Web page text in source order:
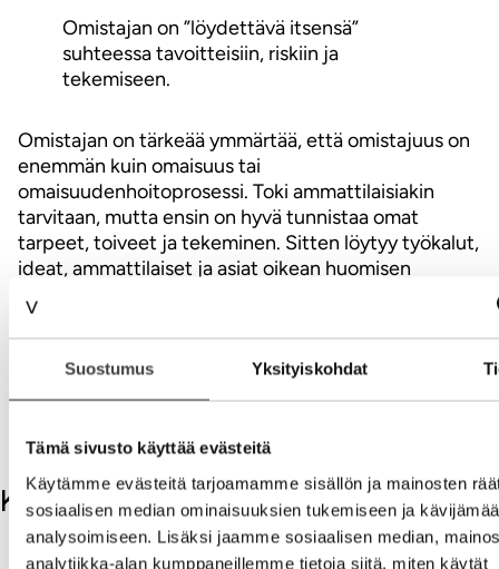
Suostumus Yksityiskohdat
Tämä sivusto käyttää evästeitä
Käytämme evästeitä tarjoamamme sisällön ja mainosten
sosiaalisen median ominaisuuksien tukemiseen ja
analysoimiseen. Lisäksi jaamme sosiaalisen median,
analytiikka-alan kumppaneillemme tietoja siitä, miten käytät
Omistajan on ”löydettävä itsensä”
suhteessa tavoitteisiin, riskiin ja
tekemiseen.
Omistajan on tärkeää ymmärtää, että omistajuus on
enemmän kuin omaisuus tai
omaisuudenhoitoprosessi. Toki ammattilaisiakin
tarvitaan, mutta ensin on hyvä tunnistaa omat
tarpeet, toiveet ja tekeminen. Sitten löytyy työkalut,
ideat, ammattilaiset ja asiat oikean huomisen
V
Kommentit
Kirjoita kommentti